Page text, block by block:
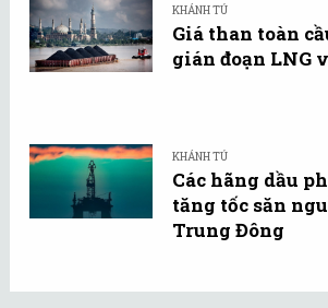
KHÁNH TÚ
Giá than toàn
gián đoạn LNG
KHÁNH TÚ
Các hãng dầu
tăng tốc săn
Trung Đông